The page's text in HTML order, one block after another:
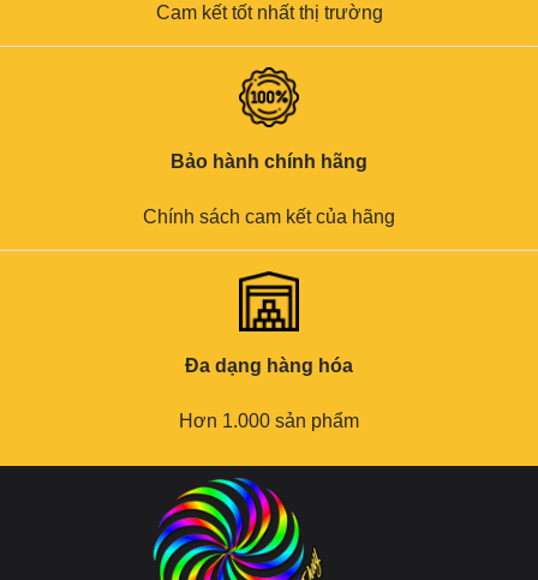
Cam kết tốt nhất thị trường
Bảo hành chính hãng
Chính sách cam kết của hãng
Đa dạng hàng hóa
Hơn 1.000 sản phẩm